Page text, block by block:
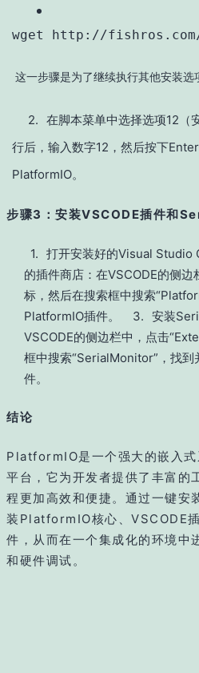
wget http://
这一步骤是为了继续执行其他安装选
2. 在脚本菜单中选择选项12（
行后，输入数字12，然后按下
PlatformIO。
步骤3：安装VSCODE插件和
1. 打开安装好的Visual Studio
的插件商店：在VSCODE的侧
标，然后在搜索框中搜索
PlatformIO插件。
3. 安装
VSCODE的侧边栏中，点击
框中搜索“SerialMonitor”，找
件。
结论
PlatformIO是一个强大的嵌入式
平台，它为开发者提供了丰富的
程更加高效和便捷。通过一键安
装PlatformIO核心、VSCODE
件，从而在一个集成化的环境中
和硬件调试。